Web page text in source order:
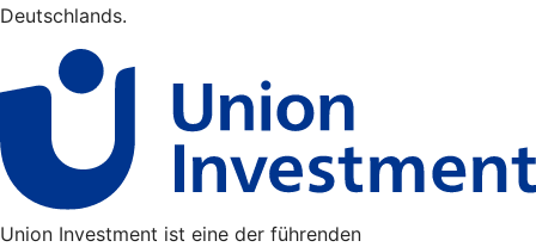
Deutschlands.
Union Investment ist eine der führenden